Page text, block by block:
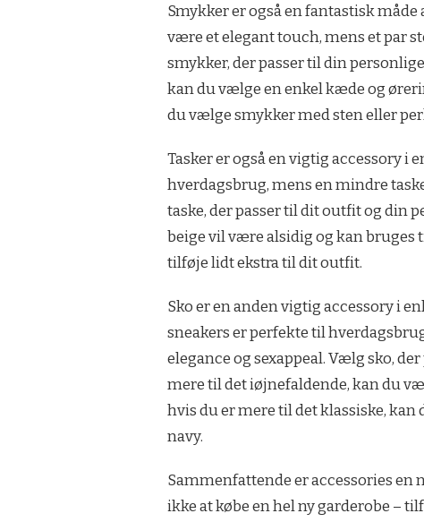
Smykker er også en fantastisk
være et elegant touch, mens et par
smykker, der passer til din
kan du vælge en enkel kæde og
du vælge smykker med sten eller
Tasker er også en vigtig accessory i
hverdagsbrug, mens en mindre
taske, der passer til dit outfit og din
beige vil være alsidig og kan bruges
tilføje lidt ekstra til dit outfit.
Sko er en anden vigtig accessory i
sneakers er perfekte til
elegance og sexappeal. Vælg sko,
mere til det iøjnefaldende, kan du
hvis du er mere til det klassiske,
navy.
Sammenfattende er accessories en
ikke at købe en hel ny garderobe –